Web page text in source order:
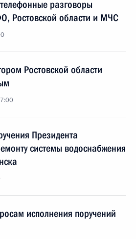
разговоры
Ростовской области и МЧС
Ростовской области
Президента
системы водоснабжения
исполнения поручений